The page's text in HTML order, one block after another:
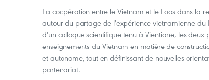
La coopération entre le Vietnam et le Laos dans la
autour du partage de l'expérience vietnamienne du
d'un colloque scientifique tenu à Vientiane, les deux
enseignements du Vietnam en matière de
et autonome, tout en définissant de nouvelles
partenariat.